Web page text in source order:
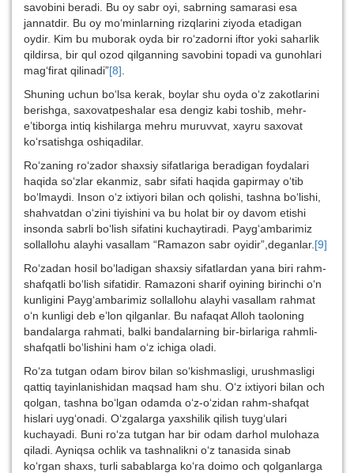
savobini beradi. Bu oy sabr oyi, sabrning samarasi esa
jannatdir. Bu oy mo‘minlarning rizqlarini ziyoda etadigan
oydir. Kim bu muborak oyda bir ro‘zadorni iftor yoki saharlik
qildirsa, bir qul ozod qilganning savobini topadi va gunohlari
mag‘firat qilinadi”[8]
Shuning uchun bo‘lsa kerak, boylar shu oyda o‘z zakotlarini
berishga, saxovatpeshalar esa dengiz kabi toshib, mehr-
e’tiborga intiq kishilarga mehru muruvvat, xayru saxovat
ko‘rsatishga oshiqadilar.
Ro‘zaning ro‘zador shaxsiy sifatlariga beradigan foydalari
haqida so‘zlar ekanmiz, sabr sifati haqida gapirmay o‘tib
bo‘lmaydi. Inson o‘z ixtiyori bilan och qolishi, tashna bo‘lishi,
shahvatdan o‘zini tiyishini va bu holat bir oy davom etishi
insonda sabrli bo‘lish sifatini kuchaytiradi. Payg‘ambarimiz
sollallohu alayhi vasallam “Ramazon sabr oyidir”,deganlar. [9]
Ro‘zadan hosil bo‘ladigan shaxsiy sifatlardan yana biri rahm-
shafqatli bo‘lish sifatidir. Ramazoni sharif oyining birinchi o‘n
kunligini Payg‘ambarimiz sollallohu alayhi vasallam rahmat
o‘n kunligi deb e’lon qilganlar. Bu nafaqat Alloh taoloning
bandalarga rahmati, balki bandalarning bir-birlariga rahmli-
shafqatli bo‘lishini ham o‘z ichiga oladi.
Ro‘za tutgan odam birov bilan so‘kishmasligi, urushmasligi
qattiq tayinlanishidan maqsad ham shu. O‘z ixtiyori bilan och
qolgan, tashna bo‘lgan odamda o‘z-o‘zidan rahm-shafqat
hislari uyg‘onadi. O‘zgalarga yaxshilik qilish tuyg‘ulari
kuchayadi. Buni ro‘za tutgan har bir odam darhol mulohaza
qiladi. Ayniqsa ochlik va tashnalikni o‘z tanasida sinab
ko‘rgan shaxs, turli sabablarga ko‘ra doimo och qolganlarga